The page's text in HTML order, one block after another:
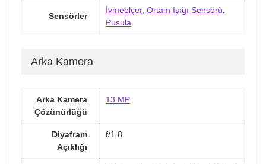
Sensörler
İvmeölçer, Ortam Işığı Sensörü,
Pusula
Arka Kamera
Arka Kamera
Çözünürlüğü
13 MP
Diyafram
Açıklığı
f/1.8